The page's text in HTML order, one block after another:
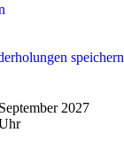
speichern
2027